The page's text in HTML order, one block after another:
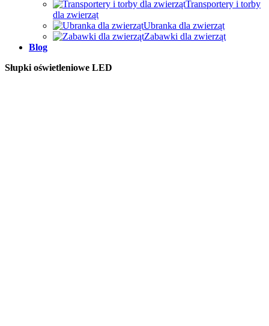
Transportery i torby
dla zwierząt
Ubranka dla zwierząt
Zabawki dla zwierząt
Blog
Słupki oświetleniowe LED